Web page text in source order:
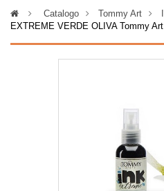
> Catalogo > Tommy Art >
EXTREME VERDE OLIVA Tommy Art